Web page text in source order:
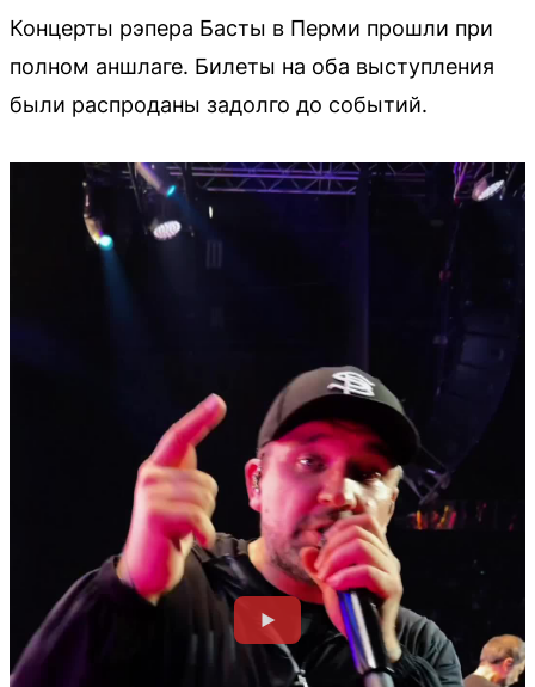
Концерты рэпера Басты в Перми прошли при
полном аншлаге. Билеты на оба выступления
были распроданы задолго до событий.